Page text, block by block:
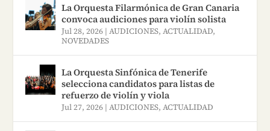
clases de música a partir de
los 3 años sin límite de
edad. Visítanos:
https://7notas.es/
La Orquesta Filarmónica de Gran Canaria
convoca audiciones para violín solista
Jul 28, 2026 |AUDICIONES,ACTUALIDAD,
NOVEDADES
La Orquesta Sinfónica de Tenerife
selecciona candidatos para listas de
refuerzo de violín y viola
Jul 27, 2026 |AUDICIONES,ACTUALIDAD